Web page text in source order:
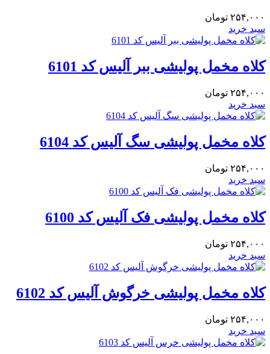
۲۵۴,۰۰۰ تومان
سبد خرید
کلاه مخمل پولیشی ببر آلیس کد 6101
۲۵۴,۰۰۰ تومان
سبد خرید
کلاه مخمل پولیشی سگ آلیس کد 6104
۲۵۴,۰۰۰ تومان
سبد خرید
کلاه مخمل پولیشی فک آلیس کد 6100
۲۵۴,۰۰۰ تومان
سبد خرید
کلاه مخمل پولیشی خرگوش آلیس کد 6102
۲۵۴,۰۰۰ تومان
سبد خرید